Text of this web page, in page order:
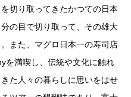
切り取ってきたかつての日本
の目で切り取って、その雄大
また、マグロ日本一の寿司店
を満喫し、伝統や文化に触れ
た人々の暮らしに思いをはせ